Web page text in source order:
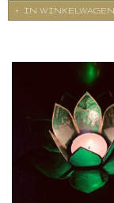
IN WINKELWAGEN